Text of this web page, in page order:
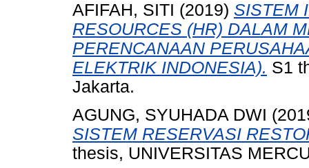
AFIFAH, SITI (2019) SISTEM
RESOURCES (HR) DALAM
PERENCANAAN
ELEKTRIK INDONESIA). S1
Jakarta.
AGUNG, SYUHADA DWI
SISTEM RESERVASI
thesis, UNIVERSITAS